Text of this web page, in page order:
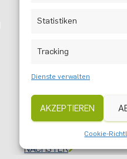
Statistiken
Tracking
Dienste verwalten
AKZEPTIEREN
Cookie-
NÄCHSTER